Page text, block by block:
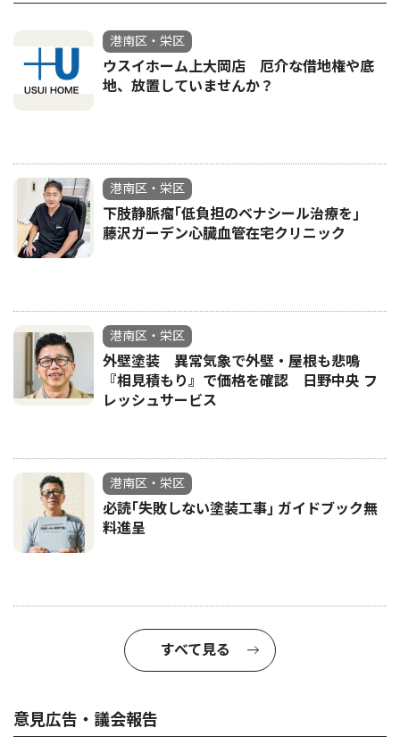
港南区・栄区
ウスイホーム上大岡店 厄介な借地権や底
地、放置していませんか？
港南区・栄区
下肢静脈瘤｢低負担のベナシール治療を｣
藤沢ガーデン心臓血管在宅クリニック
港南区・栄区
外壁塗装 異常気象で外壁・屋根も悲鳴
『相見積もり』で価格を確認 日野中央 フ
レッシュサービス
港南区・栄区
必読｢失敗しない塗装工事｣ ガイドブック無
料進呈
すべて見る
意見広告・議会報告